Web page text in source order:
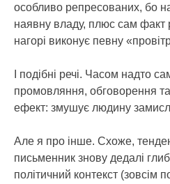
особливо репресованих, бо
наявну владу, плюс сам факт
нагорі виконує певну
І подібні речі. Часом надто
промовляння, обговорення
ефект: змушує людину
Але я про інше. Схоже,
письменник знову дедалі
політичний контекст (зовсім